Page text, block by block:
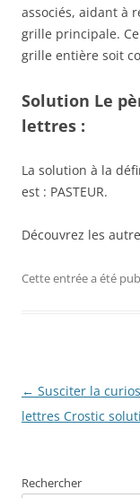
associés, aidant à
grille principale.
grille entière soit
Solution Le
lettres :
La solution à la
est : PASTEUR.
Découvrez les
Cette entrée a été
Navigation
des
← Susciter la
lettres Crostic
Rechercher